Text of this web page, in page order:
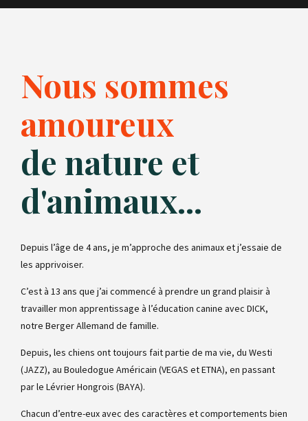
Nous sommes
amoureux
de nature et
d'animaux...
Depuis l’âge de 4 ans, je m’approche des animaux et j’essaie de
les apprivoiser.
C’est à 13 ans que j’ai commencé à prendre un grand plaisir à
travailler mon apprentissage à l’éducation canine avec DICK,
notre Berger Allemand de famille.
Depuis, les chiens ont toujours fait partie de ma vie, du Westi
(JAZZ), au Bouledogue Américain (VEGAS et ETNA), en passant
par le Lévrier Hongrois (BAYA).
Chacun d’entre-eux avec des caractères et comportements bien